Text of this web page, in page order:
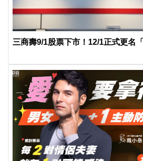
三商壽9/1股票下市！12/1正式更名
PR